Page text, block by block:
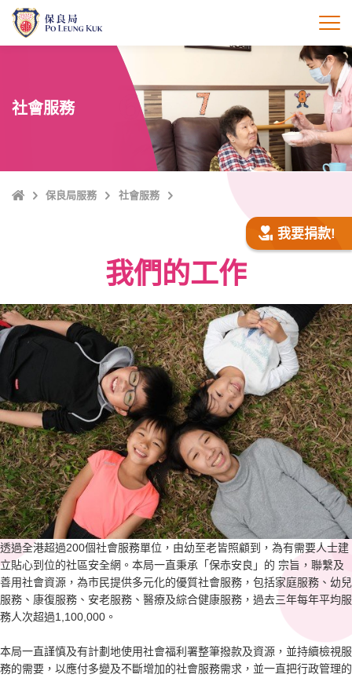
打
社會服務
主
保良局服務 社會服務
我要捐款!
我們的工作
透過全港超過200個社會服務單位，由幼至老皆照顧到，為有需要人士建
立貼心到位的社區安全網。本局一直秉承「保赤安良」的 宗旨，聯繫及
善用社會資源，為市民提供多元化的優質社會服務，包括家庭服務、幼兒
服務、康復服務、安老服務、醫療及綜合健康服務，過去三年每年平均服
務人次超過1,100,000。
本局一直謹慎及有計劃地使用社會福利署整筆撥款及資源，並持續檢視服
務的需要，以應付多變及不斷增加的社會服務需求，並一直把行政管理的